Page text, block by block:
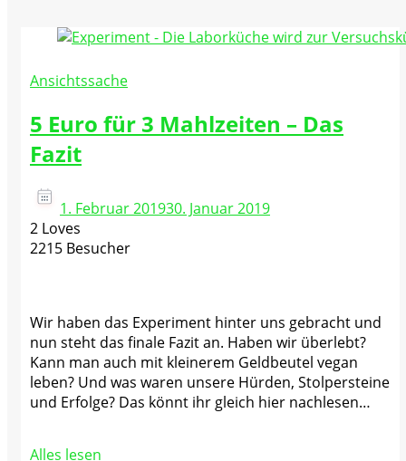
Ansichtssache
5 Euro für 3 Mahlzeiten – Das
Fazit
1. Februar 201930. Januar 2019
2 Loves
2215 Besucher
Wir haben das Experiment hinter uns gebracht und
nun steht das finale Fazit an. Haben wir überlebt?
Kann man auch mit kleinerem Geldbeutel vegan
leben? Und was waren unsere Hürden, Stolpersteine
und Erfolge? Das könnt ihr gleich hier nachlesen…
Alles lesen